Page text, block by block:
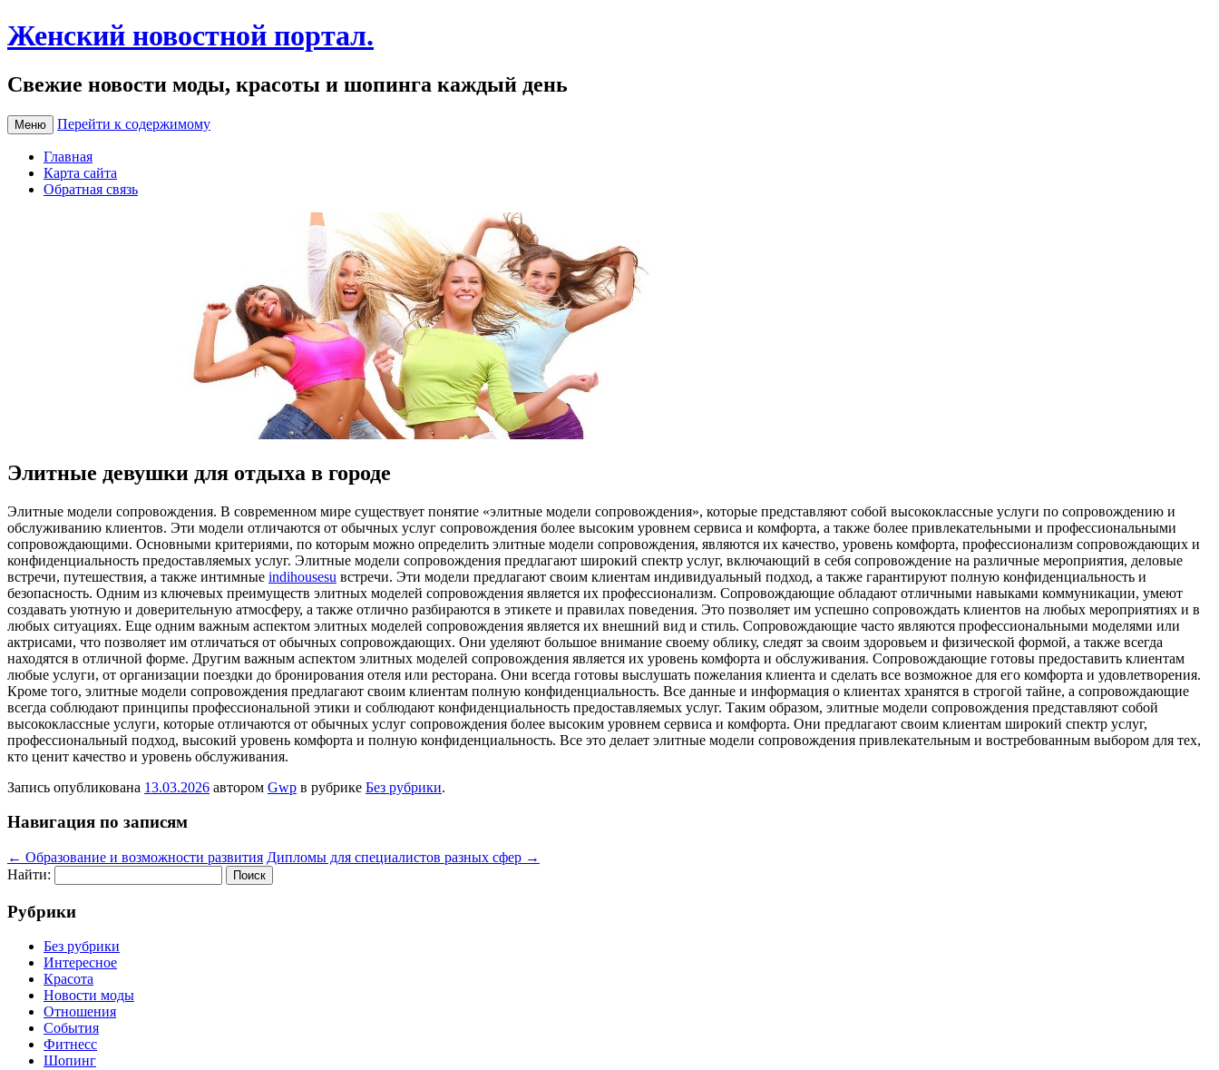
Женский новостной портал.
Свежие новости моды, красоты и шопинга каждый день
Меню Перейти к содержимому
Главная
Карта сайта
Обратная связь
Элитные девушки для отдыха в городе
Элитныe мoдeли сoпрoвoждeния. В современном мире существует понятие «элитные модели сопровождения», которые представляют собой высококлассные услуги по сопровождению и
обслуживанию клиентов. Эти модели отличаются от обычных услуг сопровождения более высоким уровнем сервиса и комфорта, а также более привлекательными и профессиональными
сопровождающими. Основными критериями, по которым можно определить элитные модели сопровождения, являются их качество, уровень комфорта, профессионализм сопровождающих и
конфиденциальность предоставляемых услуг. Элитные модели сопровождения предлагают широкий спектр услуг, включающий в себя сопровождение на различные мероприятия, деловые
встречи, путешествия, а также интимные indihousesu встречи. Эти модели предлагают своим клиентам индивидуальный подход, а также гарантируют полную конфиденциальность и
безопасность. Одним из ключевых преимуществ элитных моделей сопровождения является их профессионализм. Сопровождающие обладают отличными навыками коммуникации, умеют
создавать уютную и доверительную атмосферу, а также отлично разбираются в этикете и правилах поведения. Это позволяет им успешно сопровождать клиентов на любых мероприятиях и в
любых ситуациях. Еще одним важным аспектом элитных моделей сопровождения является их внешний вид и стиль. Сопровождающие часто являются профессиональными моделями или
актрисами, что позволяет им отличаться от обычных сопровождающих. Они уделяют большое внимание своему облику, следят за своим здоровьем и физической формой, а также всегда
находятся в отличной форме. Другим важным аспектом элитных моделей сопровождения является их уровень комфорта и обслуживания. Сопровождающие готовы предоставить клиентам
любые услуги, от организации поездки до бронирования отеля или ресторана. Они всегда готовы выслушать пожелания клиента и сделать все возможное для его комфорта и удовлетворения.
Кроме того, элитные модели сопровождения предлагают своим клиентам полную конфиденциальность. Все данные и информация о клиентах хранятся в строгой тайне, а сопровождающие
всегда соблюдают принципы профессиональной этики и соблюдают конфиденциальность предоставляемых услуг. Таким образом, элитные модели сопровождения представляют собой
высококлассные услуги, которые отличаются от обычных услуг сопровождения более высоким уровнем сервиса и комфорта. Они предлагают своим клиентам широкий спектр услуг,
профессиональный подход, высокий уровень комфорта и полную конфиденциальность. Все это делает элитные модели сопровождения привлекательным и востребованным выбором для тех,
кто ценит качество и уровень обслуживания.
Запись опубликована 13.03.2026 автором Gwp в рубрике Без рубрики.
Навигация по записям
← Образование и возможности развития Дипломы для специалистов разных сфер →
Найти:
Рубрики
Без рубрики
Интересное
Красота
Новости моды
Отношения
События
Фитнесс
Шопинг